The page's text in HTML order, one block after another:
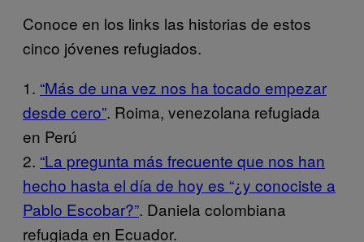
Conoce en los links las historias de estos
cinco jóvenes refugiados.
1. “Más de una vez nos ha tocado empezar
desde cero”. Roima, venezolana refugiada
en Perú
2. “La pregunta más frecuente que nos han
hecho hasta el día de hoy es “¿y conociste a
Pablo Escobar?”. Daniela colombiana
refugiada en Ecuador.